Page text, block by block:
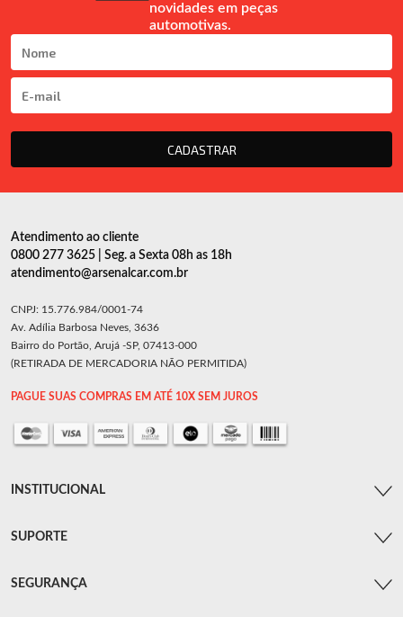
novidades em peças
automotivas.
CADASTRAR
Atendimento ao cliente
0800 277 3625 | Seg. a Sexta 08h as 18h
atendimento@arsenalcar.com.br
CNPJ: 15.776.984/0001-74
Av. Adília Barbosa Neves, 3636
Bairro do Portão, Arujá -SP, 07413-000
(RETIRADA DE MERCADORIA NÃO PERMITIDA)
PAGUE SUAS COMPRAS EM ATÉ 10X SEM JUROS
INSTITUCIONAL
SUPORTE
SEGURANÇA